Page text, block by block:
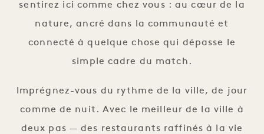
sentirez ici comme chez vous : au cœur de la
nature, ancré dans la communauté et
connecté à quelque chose qui dépasse le
simple cadre du match.
Imprégnez-vous du rythme de la ville, de jour
comme de nuit. Avec le meilleur de la ville à
deux pas — des restaurants raffinés à la vie